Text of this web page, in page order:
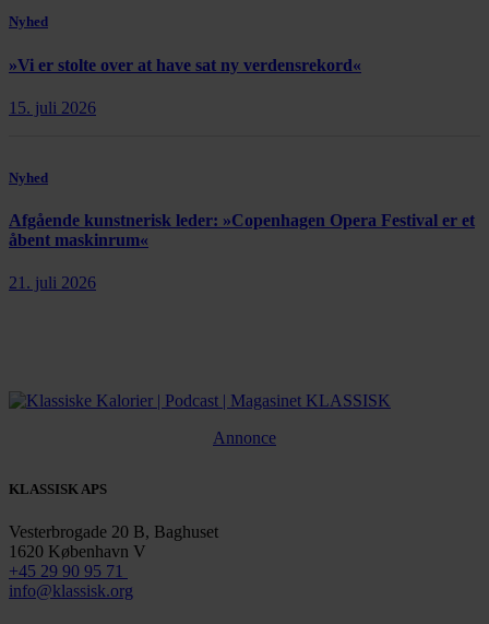
Nyhed
»Vi er stolte over at have sat ny verdensrekord«
15. juli 2026
Nyhed
Afgående kunstnerisk leder: »Copenhagen Opera Festival er et
åbent maskinrum«
21. juli 2026
Annonce
KLASSISK APS
Vesterbrogade 20 B, Baghuset
1620 København V
+45 29 90 95 71
info@klassisk.org